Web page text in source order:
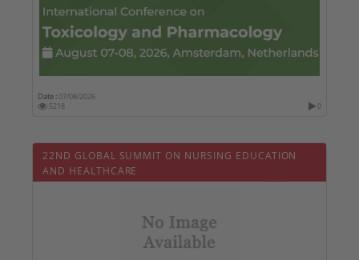
Date :07/08/2026
5218
0
22ND GLOBAL SUMMIT ON NURSING EDUCATION
AND HEALTHCARE